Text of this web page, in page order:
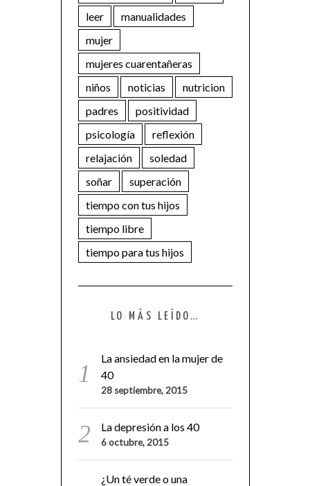
leer
manualidades
mujer
mujeres cuarentañeras
niños
noticias
nutricion
padres
positividad
psicología
reflexión
relajación
soledad
soñar
superación
tiempo con tus hijos
tiempo libre
tiempo para tus hijos
LO MÁS LEÍDO…
La ansiedad en la mujer de
40
28 septiembre, 2015
La depresión a los 40
6 octubre, 2015
¿Un té verde o una